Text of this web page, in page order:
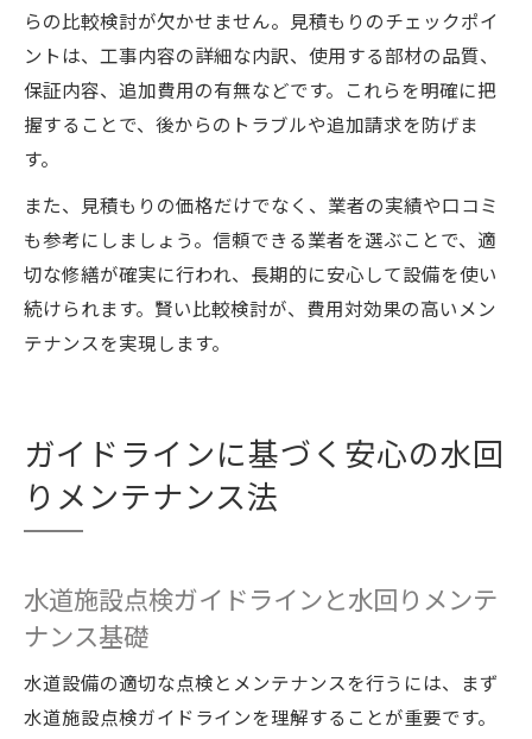
らの比較検討が欠かせません。見積もりのチェックポイ
ントは、工事内容の詳細な内訳、使用する部材の品質、
保証内容、追加費用の有無などです。これらを明確に把
握することで、後からのトラブルや追加請求を防げま
す。
また、見積もりの価格だけでなく、業者の実績や口コミ
も参考にしましょう。信頼できる業者を選ぶことで、適
切な修繕が確実に行われ、長期的に安心して設備を使い
続けられます。賢い比較検討が、費用対効果の高いメン
テナンスを実現します。
ガイドラインに基づく安心の水回
りメンテナンス法
水道施設点検ガイドラインと水回りメンテ
ナンス基礎
水道設備の適切な点検とメンテナンスを行うには、まず
水道施設点検ガイドラインを理解することが重要です。